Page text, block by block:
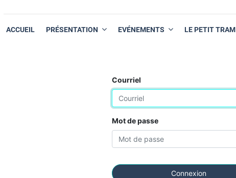
ACCUEIL PRÉSENTATION EVÉNEMENTS LE PETIT TRAM
Courriel
Mot de passe
Connexion